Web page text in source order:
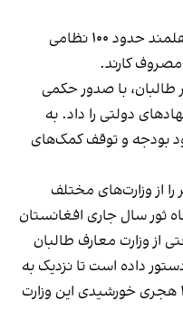
به گفته منابع، در فرماندهی امنیه هلمند حدود ۱۰۰ نظامی
کارند.
طالبان، با صدور حکمی
نهادهای دولتی را داد. به
بودجه و توقف کمک‌های
را از وزارت‌های مختلف
ثور سال جاری افغانستان
از وزارت معارف طالبان
داده است تا نزدیک به
۹۰ هزار بست از تشکیلات سال ۱۴۰۴ هجری خورشیدی این وزارت